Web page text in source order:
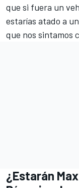
que si fuera un
estarías atado a
que nos sintamos
¿Estarán